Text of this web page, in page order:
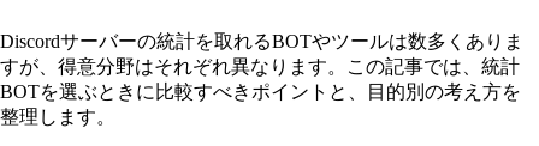
Discordサーバーの統計を取れるBOTやツールは数多くありま
すが、得意分野はそれぞれ異なります。この記事では、統計
BOTを選ぶときに比較すべきポイントと、目的別の考え方を
整理します。